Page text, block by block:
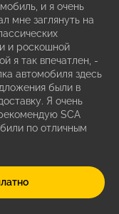
и я очень
мне заглянуть на
и роскошной
я так впечатлен, -
автомобиля здесь
были в
Я очень
SCA
по отличным